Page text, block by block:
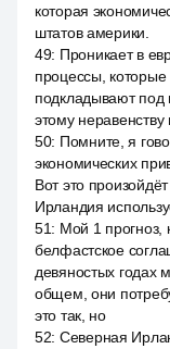
которая
штатов америки.
49: Проникает в
процессы, которые
подкладывают под
этому неравенству
50: Помните, я
экономических
Вот это
Ирландия
51: Мой 1 прогноз,
белфастское
девяностых годах
общем, они
это так, но
52: Северная